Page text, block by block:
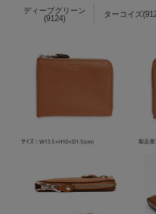
ディープグリーン
(9124)
ターコイズ